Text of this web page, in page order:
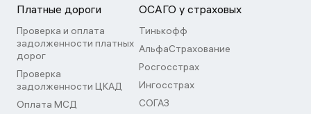
Платные дороги
Проверка и оплата
задолженности платных
дорог
Проверка
задолженности ЦКАД
Оплата МСД
ОСАГО у страховых
Тинькофф
АльфаСтрахование
Росгосстрах
Ингосстрах
СОГАЗ